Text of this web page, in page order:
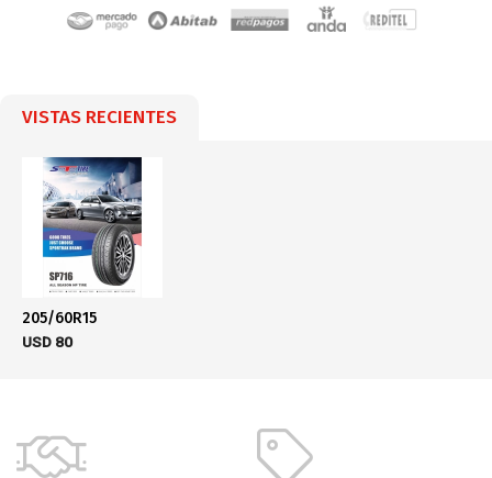
VISTAS RECIENTES
205/60R15
USD 80